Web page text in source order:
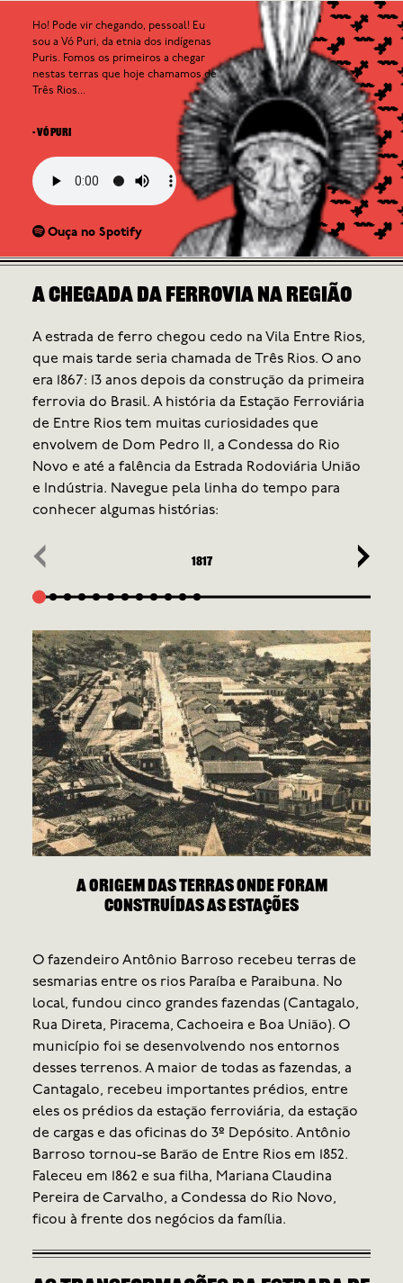
Ho! Pode vir chegando, pessoal! Eu
sou a Vó Puri, da etnia dos indígenas
Puris. Fomos os primeiros a chegar
nestas terras que hoje chamamos de
Três Rios...
- Vó Puri
Ouça no Spotify
A chegada da Ferrovia na região
A estrada de ferro chegou cedo na Vila Entre Rios,
que mais tarde seria chamada de Três Rios. O ano
era 1867: 13 anos depois da construção da primeira
ferrovia do Brasil. A história da Estação Ferroviária
de Entre Rios tem muitas curiosidades que
envolvem de Dom Pedro II, a Condessa do Rio
Novo e até a falência da Estrada Rodoviária União
e Indústria. Navegue pela linha do tempo para
conhecer algumas histórias:
1817
A origem das terras onde foram
construídas as estações
O fazendeiro Antônio Barroso recebeu terras de
sesmarias entre os rios Paraíba e Paraibuna. No
local, fundou cinco grandes fazendas (Cantagalo,
Rua Direta, Piracema, Cachoeira e Boa União). O
município foi se desenvolvendo nos entornos
desses terrenos. A maior de todas as fazendas, a
Cantagalo, recebeu importantes prédios, entre
eles os prédios da estação ferroviária, da estação
de cargas e das oficinas do 3º Depósito. Antônio
Barroso tornou-se Barão de Entre Rios em 1852.
Faleceu em 1862 e sua filha, Mariana Claudina
Pereira de Carvalho, a Condessa do Rio Novo,
ficou à frente dos negócios da família.
‹ ›